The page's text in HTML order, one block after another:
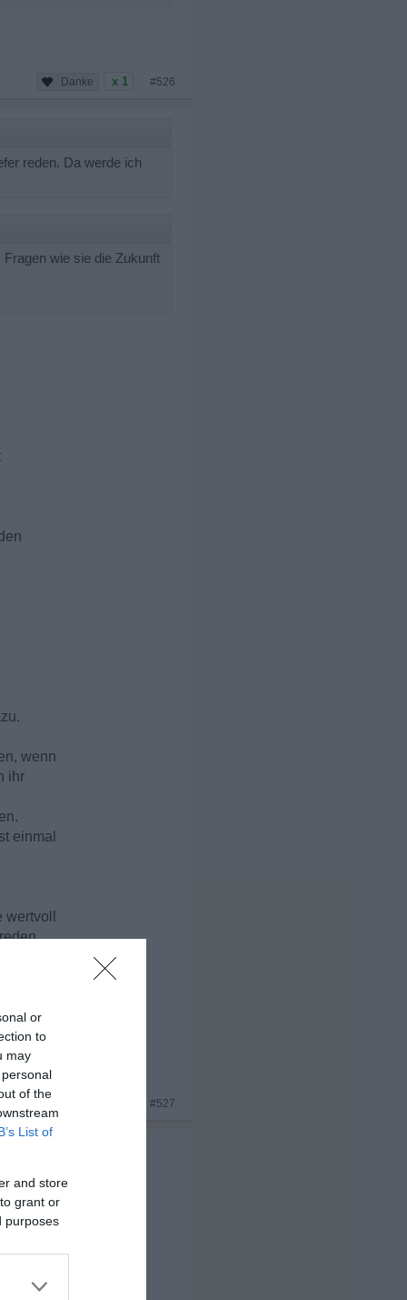
or
to
may
of the
List of
and store
grant or
purposes
x 1 #526
reden. Da werde ich
wie sie die Zukunft
wenn
ihr
einmal
#527